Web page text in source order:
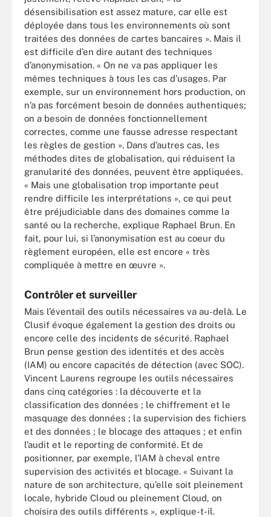
désensibilisation est assez mature, car elle est
déployée dans tous les environnements où sont
traitées des données de cartes bancaires ». Mais il
est difficile d’en dire autant des techniques
d’anonymisation. « On ne va pas appliquer les
mêmes techniques à tous les cas d’usages. Par
exemple, sur un environnement hors production, on
n’a pas forcément besoin de données authentiques;
on a besoin de données fonctionnellement
correctes, comme une fausse adresse respectant
les règles de gestion ». Dans d’autres cas, les
méthodes dites de globalisation, qui réduisent la
granularité des données, peuvent être appliquées.
« Mais une globalisation trop importante peut
rendre difficile les interprétations », ce qui peut
être préjudiciable dans des domaines comme la
santé ou la recherche, explique Raphael Brun. En
fait, pour lui, si l’anonymisation est au coeur du
règlement européen, elle est encore « très
compliquée à mettre en œuvre ».
Contrôler et surveiller
Mais l’éventail des outils nécessaires va au-delà. Le
Clusif évoque également la gestion des droits ou
encore celle des incidents de sécurité. Raphael
Brun pense gestion des identités et des accès
(IAM) ou encore capacités de détection (avec SOC).
Vincent Laurens regroupe les outils nécessaires
dans cinq catégories : la découverte et la
classification des données ; le chiffrement et le
masquage des données ; la supervision des fichiers
et des données ; le blocage des attaques ; et enfin
l’audit et le reporting de conformité. Et de
positionner, par exemple, l’IAM à cheval entre
supervision des activités et blocage. « Suivant la
nature de son architecture, qu’elle soit pleinement
locale, hybride Cloud ou pleinement Cloud, on
choisira des outils différents », explique-t-il.